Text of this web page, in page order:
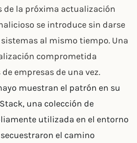
de la próxima actualización
se introduce sin darse
al mismo tiempo. Una
comprometida
empresas de una vez.
muestran el patrón en su
una colección de
utilizada en el entorno
el camino